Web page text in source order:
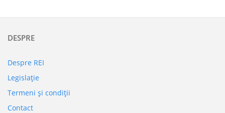
DESPRE
Despre REI
Legislaţie
Termeni şi condiţii
Contact